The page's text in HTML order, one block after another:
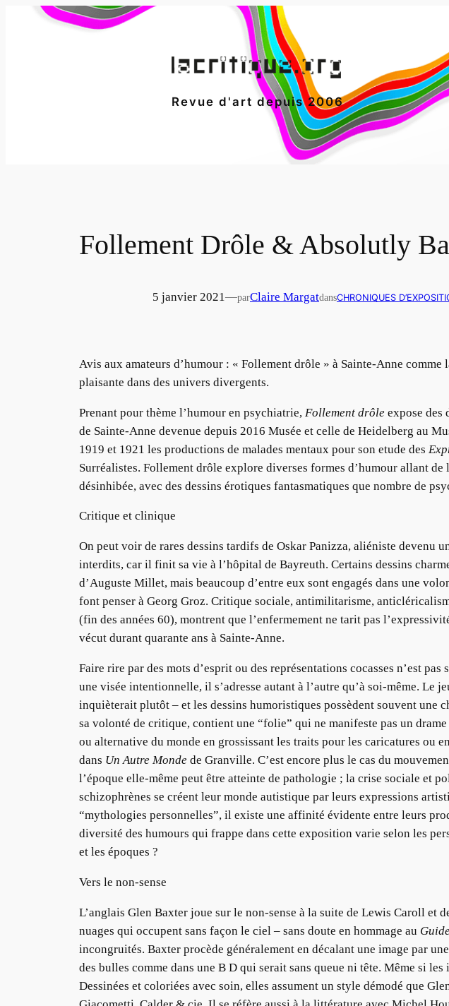
Revue d'art depuis 2006
Follement Drôle & Absolutly
5 janvier 2021—parClaire MargatdansCHRONIQUES
Avis aux amateurs d’humour : « Follement drôle » à Sainte-Anne
plaisante dans des univers divergents.
Prenant pour thème l’humour en psychiatrie, Follement drôle expose des
de Sainte-Anne devenue depuis 2016 Musée et celle de Heidelberg au
1919 et 1921 les productions de malades mentaux pour son etude des
Surréalistes. Follement drôle explore diverses formes d’humour allant
désinhibée, avec des dessins érotiques fantasmatiques que nombre de
Critique et clinique
On peut voir de rares dessins tardifs de Oskar Panizza, aliéniste devenu
interdits, car il finit sa vie à l’hôpital de Bayreuth. Certains dessins
d’Auguste Millet, mais beaucoup d’entre eux sont engagés dans une
font penser à Georg Groz. Critique sociale, antimilitarisme,
(fin des années 60), montrent que l’enfermement ne tarit pas
vécut durant quarante ans à Sainte-Anne.
Faire rire par des mots d’esprit ou des représentations cocasses n’est
une visée intentionnelle, il s’adresse autant à l’autre qu’à soi-même. Le
inquièterait plutôt – et les dessins humoristiques possèdent souvent une
sa volonté de critique, contient une “folie” qui ne manifeste pas un
ou alternative du monde en grossissant les traits pour les caricatures ou
dans Un Autre Monde de Granville. C’est encore plus le cas du
l’époque elle-même peut être atteinte de pathologie ; la crise sociale et
schizophrènes se créent leur monde autistique par leurs expressions
“mythologies personnelles”, il existe une affinité évidente entre leurs
diversité des humours qui frappe dans cette exposition varie selon les
et les époques ?
Vers le non-sense
L’anglais Glen Baxter joue sur le non-sense à la suite de Lewis Caroll et
nuages qui occupent sans façon le ciel – sans doute en hommage au
incongruités. Baxter procède généralement en décalant une image par
des bulles comme dans une B D qui serait sans queue ni tête. Même si
Dessinées et coloriées avec soin, elles assument un style démodé que